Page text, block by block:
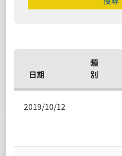
日期
類
別
2019/10/12